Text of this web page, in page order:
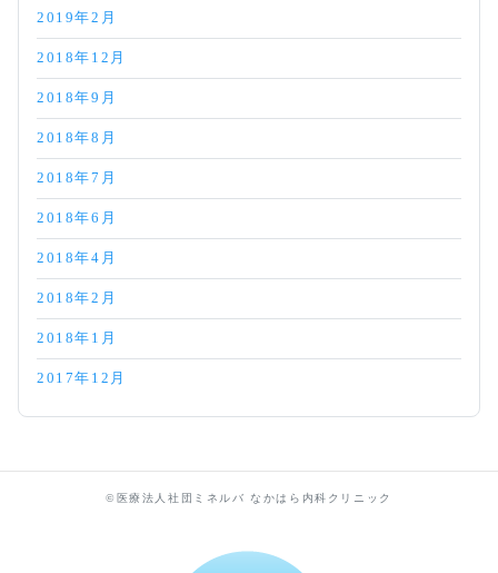
2019年2月
2018年12月
2018年9月
2018年8月
2018年7月
2018年6月
2018年4月
2018年2月
2018年1月
2017年12月
©医療法人社団ミネルバ なかはら内科クリニック